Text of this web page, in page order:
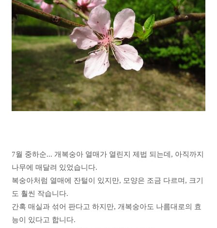
7월 중하순... 개복숭아 열매가 열린지 제법 되는데, 아직까지
나무에 매달려 있었습니다.
복숭아처럼 열매에 잔털이 있지만, 모양은 조금 다르며, 크기
도 훨씬 작습니다.
간혹 매실과 섞어 판다고 하지만, 개복숭아도 나름대로의 효
능이 있다고 합니다.